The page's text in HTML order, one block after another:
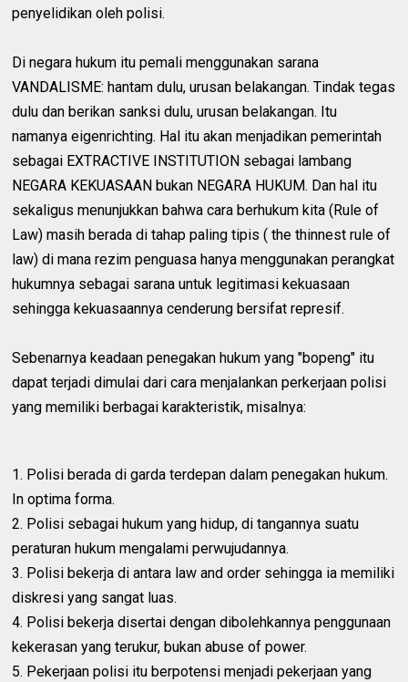
penyelidikan oleh polisi.
Di negara hukum itu pemali menggunakan sarana
VANDALISME: hantam dulu, urusan belakangan. Tindak tegas
dulu dan berikan sanksi dulu, urusan belakangan. Itu
namanya eigenrichting. Hal itu akan menjadikan pemerintah
sebagai EXTRACTIVE INSTITUTION sebagai lambang
NEGARA KEKUASAAN bukan NEGARA HUKUM. Dan hal itu
sekaligus menunjukkan bahwa cara berhukum kita (Rule of
Law) masih berada di tahap paling tipis ( the thinnest rule of
law) di mana rezim penguasa hanya menggunakan perangkat
hukumnya sebagai sarana untuk legitimasi kekuasaan
sehingga kekuasaannya cenderung bersifat represif.
Sebenarnya keadaan penegakan hukum yang "bopeng" itu
dapat terjadi dimulai dari cara menjalankan perkerjaan polisi
yang memiliki berbagai karakteristik, misalnya:
1. Polisi berada di garda terdepan dalam penegakan hukum.
In optima forma.
2. Polisi sebagai hukum yang hidup, di tangannya suatu
peraturan hukum mengalami perwujudannya.
3. Polisi bekerja di antara law and order sehingga ia memiliki
diskresi yang sangat luas.
4. Polisi bekerja disertai dengan dibolehkannya penggunaan
kekerasan yang terukur, bukan abuse of power.
5. Pekerjaan polisi itu berpotensi menjadi pekerjaan yang